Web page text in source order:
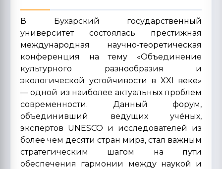
В Бухарский государственный
университет состоялась престижная
международная научно-теоретическая
конференция на тему «Объединение
культурного разнообразия и
экологической устойчивости в XXI веке»
— одной из наиболее актуальных проблем
современности. Данный форум,
объединивший ведущих учёных,
экспертов UNESCO и исследователей из
более чем десяти стран мира, стал важным
стратегическим шагом на пути
обеспечения гармонии между наукой и